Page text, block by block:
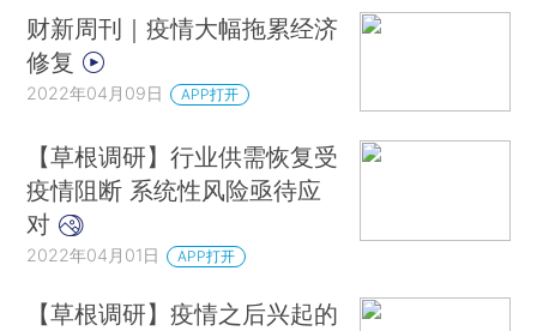
财新周刊｜疫情大幅拖累经济
修复
2022年04月09日 APP打开
【草根调研】行业供需恢复受
疫情阻断 系统性风险亟待应
对
2022年04月01日 APP打开
【草根调研】疫情之后兴起的